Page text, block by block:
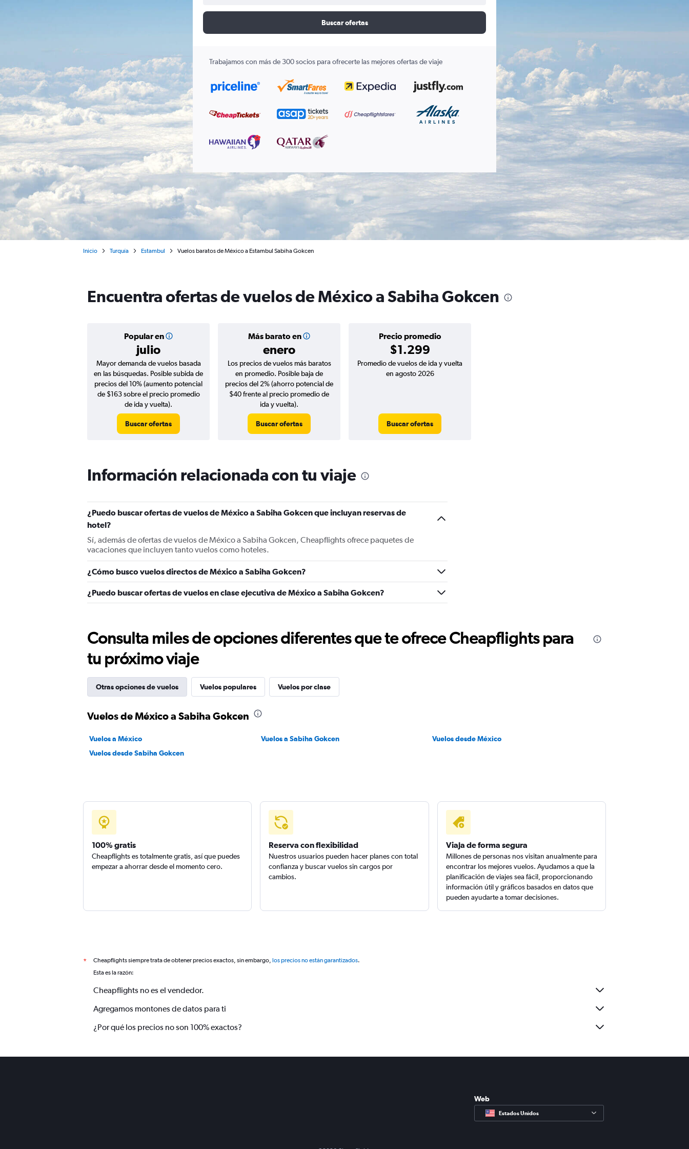
Buscar ofertas
Trabajamos con más de 300 socios para ofrecerte las mejores ofertas de viaje
Inicio Turquía Estambul Vuelos baratos de México a Estambul Sabiha Gokcen
Encuentra ofertas de vuelos de México a Sabiha Gokcen
Popular en
julio
Más barato en
enero
Precio promedio
$1.299
Mayor demanda de vuelos basada
en las búsquedas. Posible subida de
precios del 10% (aumento potencial
de $163 sobre el precio promedio
de ida y vuelta).
Buscar ofertas
Los precios de vuelos más baratos
en promedio. Posible baja de
precios del 2% (ahorro potencial de
$40 frente al precio promedio de
ida y vuelta).
Buscar ofertas
Promedio de vuelos de ida y vuelta
en agosto 2026
Buscar ofertas
Información relacionada con tu viaje
¿Puedo buscar ofertas de vuelos de México a Sabiha Gokcen que incluyan reservas de
hotel?
Sí, además de ofertas de vuelos de México a Sabiha Gokcen, Cheapflights ofrece paquetes de
vacaciones que incluyen tanto vuelos como hoteles.
¿Cómo busco vuelos directos de México a Sabiha Gokcen?
¿Puedo buscar ofertas de vuelos en clase ejecutiva de México a Sabiha Gokcen?
Consulta miles de opciones diferentes que te ofrece Cheapflights para
tu próximo viaje
Otras opciones de vuelos Vuelos populares Vuelos por clase
Vuelos de México a Sabiha Gokcen
Vuelos a México Vuelos a Sabiha Gokcen
Vuelos desde México
Vuelos desde Sabiha Gokcen
100% gratis
Cheapflights es totalmente gratis, así que puedes
empezar a ahorrar desde el momento cero.
Reserva con flexibilidad
Nuestros usuarios pueden hacer planes con total
confianza y buscar vuelos sin cargos por
cambios.
Viaja de forma segura
Millones de personas nos visitan anualmente para
encontrar los mejores vuelos. Ayudamos a que la
planificación de viajes sea fácil, proporcionando
información útil y gráficos basados en datos que
pueden ayudarte a tomar decisiones.
* Cheapflights siempre trata de obtener precios exactos, sin embargo, los precios no están garantizados.
Esta es la razón:
Cheapflights no es el vendedor.
Agregamos montones de datos para ti
¿Por qué los precios no son 100% exactos?
Web
Estados Unidos